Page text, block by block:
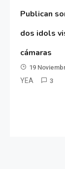
Publican
dos idols
cámaras
19
YEA
3